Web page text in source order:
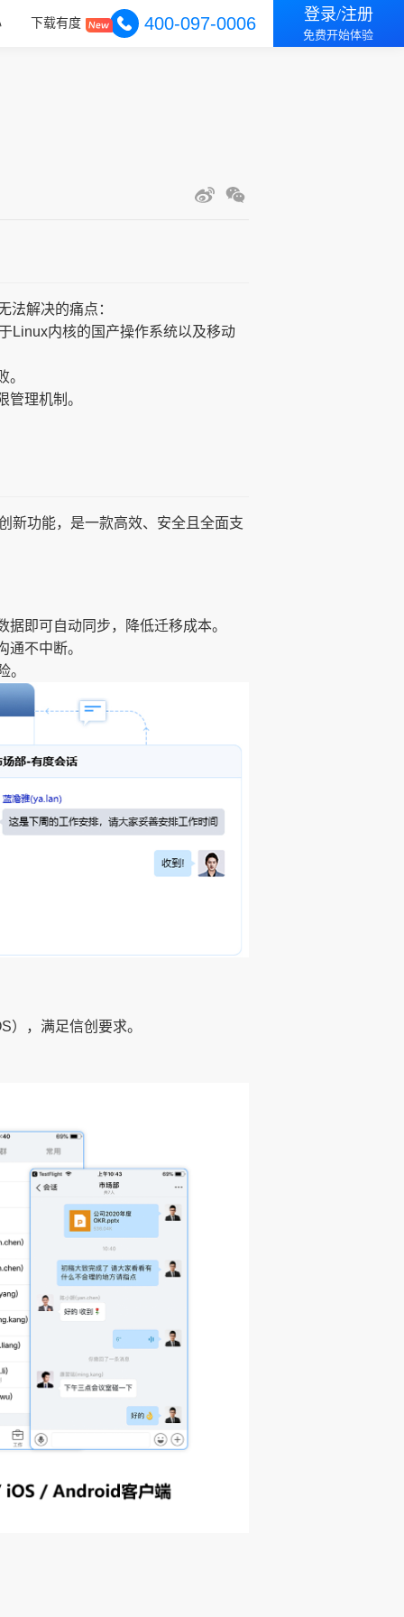
下载有度 400-097-0006 登录/注册
免费开始体验
法解决的痛点：
Linux内核的国产操作系统以及移动
理机制。
新功能，是一款高效、安全且全面支
即可自动同步，降低迁移成本。
不中断。
。
），满足信创要求。